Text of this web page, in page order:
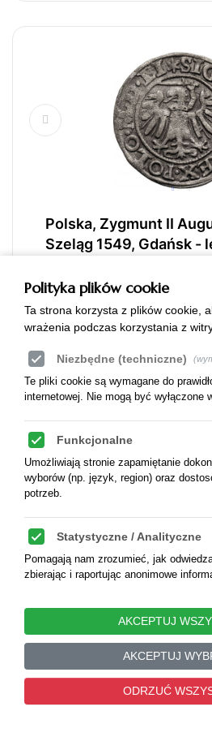
Polska, Zygmunt II
Szeląg 1549, Gdańsk -
Polska, Zygmunt II August 1545-
mennica Gdańsk, Kopicki 7356
(R3), Gumowski 641, Slg.
zachowania 3+, ciemna patyna,
zachowany, rzadki typ monety
WAG 29/3465, Ex Künker 159/
KOD:4809084MA
1 750,00 zł
Polityka plików cookie
Ta strona korzysta z plików cookie,
wrażenia podczas korzystania z
Niezbędne (techniczne)
Te pliki cookie są wymagane do
internetowej. Nie mogą być wyłączone
Funkcjonalne
Umożliwiają stronie zapamiętanie
wyborów (np. język, region) oraz
potrzeb.
Statystyczne / Analityczne
Pomagają nam zrozumieć, jak
zbierając i raportując anonimowe
Marketingowe / Reklamowe
Służą do śledzenia użytkowników
wyświetlać trafne i dopasowane
Nieskategoryzowane
AKCEPTUJ
AKCEPTUJ
ODRZUĆ